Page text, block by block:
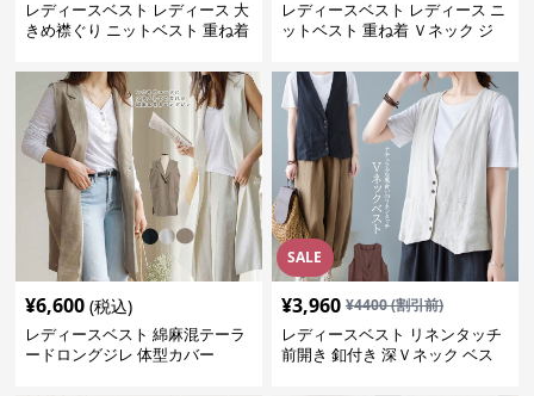
レディースベスト レディース 大
きめ襟ぐり ニットベスト 重ね着
レディースベスト レディース ニ
ットベスト 重ね着 Ｖネック ジ
¥6,600 (税込)
レディースベスト 綿麻混テーラ
ードロングジレ 体型カバー
SALE
¥3,960 ¥4400(割引前)
レディースベスト リネンタッチ
前開き 釦付き 深Ｖネック ベス